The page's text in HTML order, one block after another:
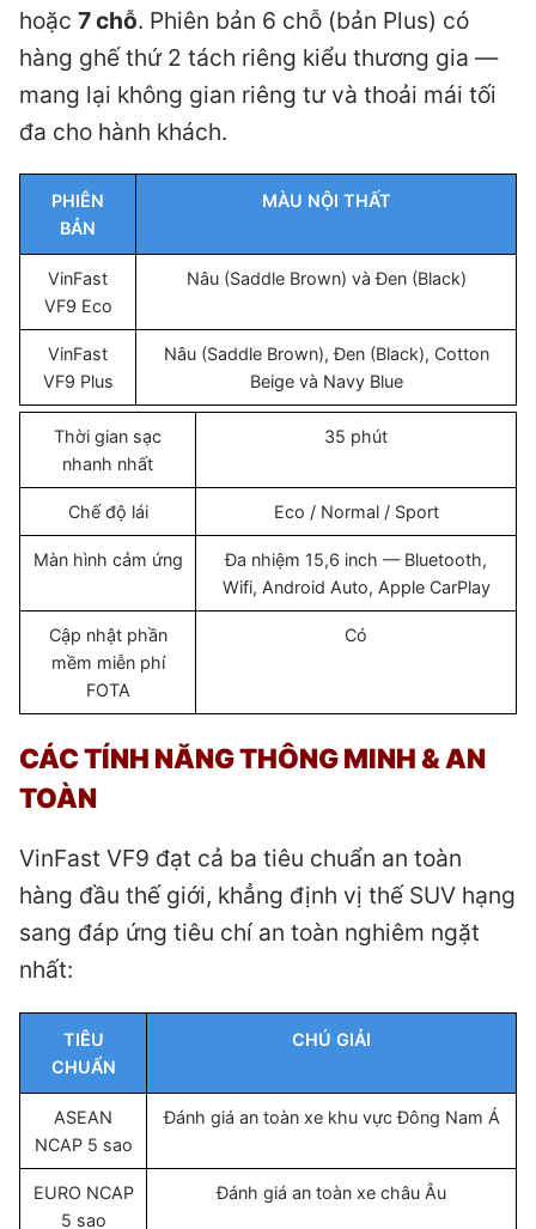
hoặc 7 chỗ. Phiên bản 6 chỗ (bản Plus) có
hàng ghế thứ 2 tách riêng kiểu thương gia —
mang lại không gian riêng tư và thoải mái tối
đa cho hành khách.
PHIÊN
BẢN
MÀU NỘI THẤT
VinFast
VF9 Eco
Nâu (Saddle Brown) và Đen (Black)
VinFast
VF9 Plus
Nâu (Saddle Brown), Đen (Black), Cotton
Beige và Navy Blue
Thời gian sạc
nhanh nhất
35 phút
Chế độ lái Eco / Normal / Sport
Màn hình cảm ứng
Đa nhiệm 15,6 inch — Bluetooth,
Wifi, Android Auto, Apple CarPlay
Cập nhật phần
mềm miễn phí
FOTA
Có
CÁC TÍNH NĂNG THÔNG MINH & AN
TOÀN
VinFast VF9 đạt cả ba tiêu chuẩn an toàn
hàng đầu thế giới, khẳng định vị thế SUV hạng
sang đáp ứng tiêu chí an toàn nghiêm ngặt
nhất:
TIÊU
CHUẨN
CHÚ GIẢI
ASEAN
NCAP 5 sao
Đánh giá an toàn xe khu vực Đông Nam Á
EURO NCAP
5 sao
Đánh giá an toàn xe châu Âu